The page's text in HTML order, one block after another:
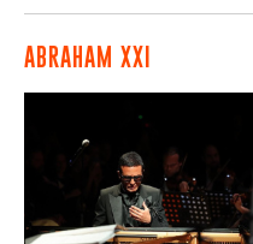
ABRAHAM XXI